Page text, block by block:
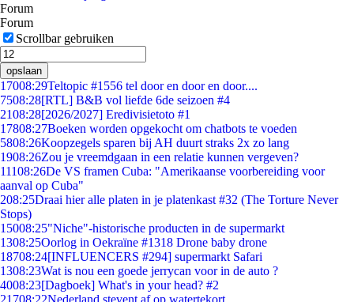
Forum
Forum
Scrollbar gebruiken
opslaan
17008:29Teltopic #1556 tel door en door en door....
7508:28[RTL] B&B vol liefde 6de seizoen #4
2108:28[2026/2027] Eredivisietoto #1
17808:27Boeken worden opgekocht om chatbots te voeden
5808:26Koopzegels sparen bij AH duurt straks 2x zo lang
1908:26Zou je vreemdgaan in een relatie kunnen vergeven?
11108:26De VS framen Cuba: "Amerikaanse voorbereiding voor
aanval op Cuba"
208:25Draai hier alle platen in je platenkast #32 (The Torture Never
Stops)
15008:25"Niche"-historische producten in de supermarkt
1308:25Oorlog in Oekraïne #1318 Drone baby drone
18708:24[INFLUENCERS #294] supermarkt Safari
1308:23Wat is nou een goede jerrycan voor in de auto ?
4008:23[Dagboek] What's in your head? #2
21708:22Nederland stevent af op watertekort